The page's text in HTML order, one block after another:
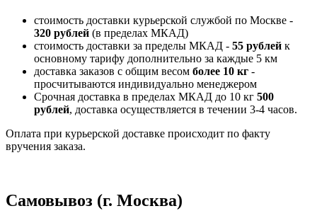
стоимость доставки курьерской службой по Москве -
320 рублей (в пределах МКАД)
стоимость доставки за пределы МКАД - 55 рублей к
основному тарифу дополнительно за каждые 5 км
доставка заказов с общим весом более 10 кг -
просчитываются индивидуально менеджером
Срочная доставка в пределах МКАД до 10 кг 500
рублей, доставка осуществляется в течении 3-4 часов.
Оплата при курьерской доставке происходит по факту
вручения заказа.
Самовывоз (г. Москва)